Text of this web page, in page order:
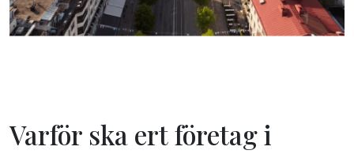
Varför ska ert företag i